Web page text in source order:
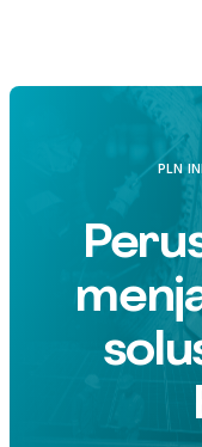
Sambelia (5 MW),
MW) tersebut
sistem kelistrikan
kebutuhan listrik,
dan pembangunan
PLN